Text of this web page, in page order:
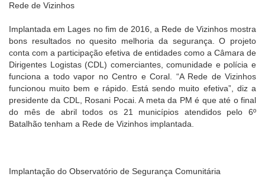
Rede de Vizinhos
Implantada em Lages no fim de 2016, a Rede de Vizinhos mostra
bons resultados no quesito melhoria da segurança. O projeto
conta com a participação efetiva de entidades como a Câmara de
Dirigentes Logistas (CDL) comerciantes, comunidade e polícia e
funciona a todo vapor no Centro e Coral. “A Rede de Vizinhos
funcionou muito bem e rápido. Está sendo muito efetiva”, diz a
presidente da CDL, Rosani Pocai. A meta da PM é que até o final
do mês de abril todos os 21 municípios atendidos pelo 6º
Batalhão tenham a Rede de Vizinhos implantada.
Implantação do Observatório de Segurança Comunitária